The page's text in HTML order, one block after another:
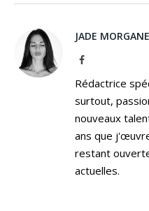
JADE MORGANE
Facebook
Rédactrice
surtout,
nouveaux
ans que
restant
actuelles.